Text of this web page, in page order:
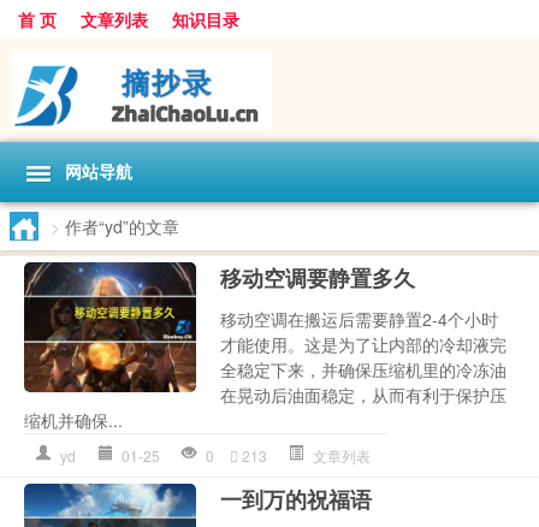
首 页 文章列表 知识目录
网站导航
> 作者“yd”的文章
移动空调要静置多久
移动空调在搬运后需要静置2-4个小时
才能使用。这是为了让内部的冷却液完
全稳定下来，并确保压缩机里的冷冻油
在晃动后油面稳定，从而有利于保护压
缩机并确保...
yd 01-25 0 213 文章列表
一到万的祝福语